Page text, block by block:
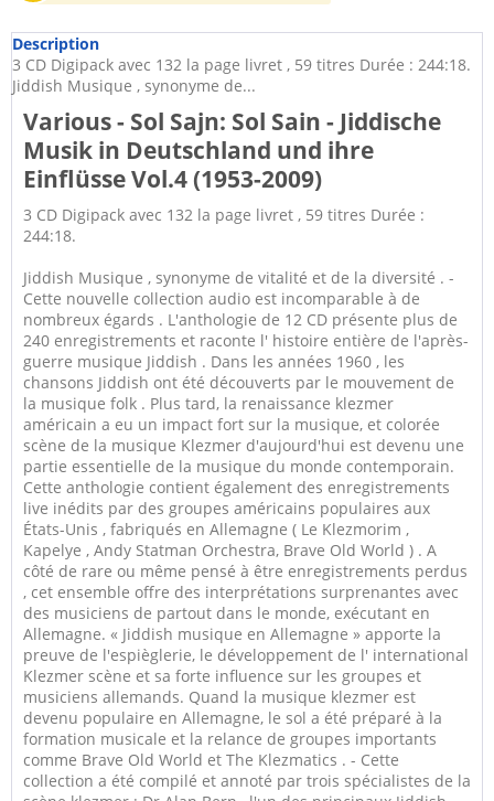
Description
3 CD Digipack avec 132 la page livret , 59 titres Durée : 244:18.
Jiddish Musique , synonyme de...
Various - Sol Sajn: Sol Sain - Jiddische
Musik in Deutschland und ihre
Einflüsse Vol.4 (1953-2009)
3 CD Digipack avec 132 la page livret , 59 titres Durée :
244:18.
Jiddish Musique , synonyme de vitalité et de la diversité . -
Cette nouvelle collection audio est incomparable à de
nombreux égards . L'anthologie de 12 CD présente plus de
240 enregistrements et raconte l' histoire entière de l'après-
guerre musique Jiddish . Dans les années 1960 , les
chansons Jiddish ont été découverts par le mouvement de
la musique folk . Plus tard, la renaissance klezmer
américain a eu un impact fort sur la musique, et colorée
scène de la musique Klezmer d'aujourd'hui est devenu une
partie essentielle de la musique du monde contemporain.
Cette anthologie contient également des enregistrements
live inédits par des groupes américains populaires aux
États-Unis , fabriqués en Allemagne ( Le Klezmorim ,
Kapelye , Andy Statman Orchestra, Brave Old World ) . A
côté de rare ou même pensé à être enregistrements perdus
, cet ensemble offre des interprétations surprenantes avec
des musiciens de partout dans le monde, exécutant en
Allemagne. « Jiddish musique en Allemagne » apporte la
preuve de l'espièglerie, le développement de l' international
Klezmer scène et sa forte influence sur les groupes et
musiciens allemands. Quand la musique klezmer est
devenu populaire en Allemagne, le sol a été préparé à la
formation musicale et la relance de groupes importants
comme Brave Old World et The Klezmatics . - Cette
collection a été compilé et annoté par trois spécialistes de la